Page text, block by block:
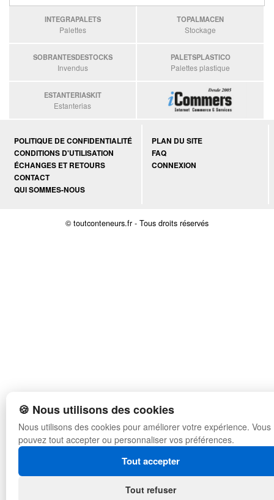
INTEGRAPALETS
Palettes
TOPALMACEN
Stockage
SOBRANTESDESTOCKS
Invendus
PALETSPLASTICO
Palettes plastique
ESTANTERIASKIT
Estanterias
POLITIQUE DE CONFIDENTIALITÉ
CONDITIONS D'UTILISATION
ÉCHANGES ET RETOURS
CONTACT
QUI SOMMES-NOUS
PLAN DU SITE
FAQ
CONNEXION
© toutconteneurs.fr - Tous droits réservés
🍪 Nous utilisons des cookies
Nous utilisons des cookies pour améliorer votre expérience. Vous
pouvez tout accepter ou personnaliser vos préférences.
Tout accepter
Tout refuser